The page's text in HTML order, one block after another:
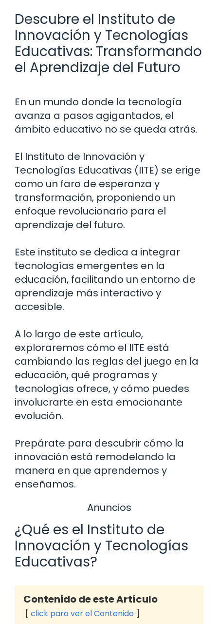
Descubre el Instituto de
Innovación y Tecnologías
Educativas: Transformando
el Aprendizaje del Futuro
En un mundo donde la tecnología
avanza a pasos agigantados, el
ámbito educativo no se queda atrás.
El Instituto de Innovación y
Tecnologías Educativas (IITE) se erige
como un faro de esperanza y
transformación, proponiendo un
enfoque revolucionario para el
aprendizaje del futuro.
Este instituto se dedica a integrar
tecnologías emergentes en la
educación, facilitando un entorno de
aprendizaje más interactivo y
accesible.
A lo largo de este artículo,
exploraremos cómo el IITE está
cambiando las reglas del juego en la
educación, qué programas y
tecnologías ofrece, y cómo puedes
involucrarte en esta emocionante
evolución.
Prepárate para descubrir cómo la
innovación está remodelando la
manera en que aprendemos y
enseñamos.
Anuncios
¿Qué es el Instituto de
Innovación y Tecnologías
Educativas?
Contenido de este Artículo
click para ver el Contenido